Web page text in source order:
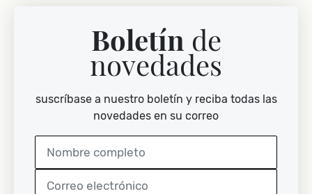
Boletín de
novedades
suscríbase a nuestro boletín y reciba todas las
novedades en su correo